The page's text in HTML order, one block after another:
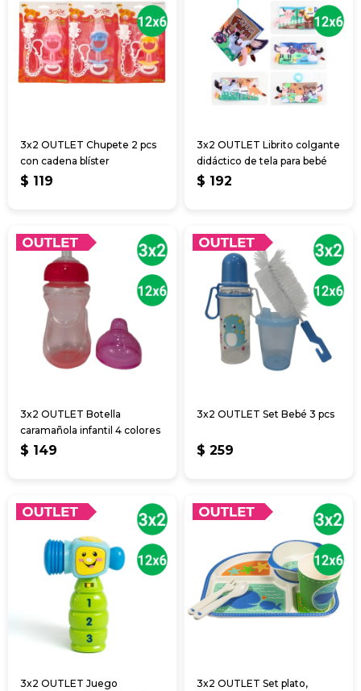
3x2 OUTLET Chupete 2 pcs
con cadena blíster
$ 119
3x2 OUTLET Librito colgante
didáctico de tela para bebé
$ 192
3x2 OUTLET Botella
caramañola infantil 4 colores
$ 149
3x2 OUTLET Set Bebé 3 pcs
$ 259
3x2 OUTLET Juego
3x2 OUTLET Set plato,